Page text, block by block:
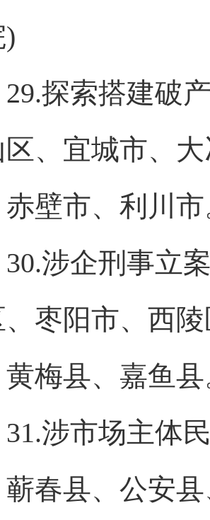
探索搭建破产
、宜城市、
壁市、利川
涉企刑事立案
、枣阳市、西
黄梅县、嘉鱼
涉市场主体民
春县、公安